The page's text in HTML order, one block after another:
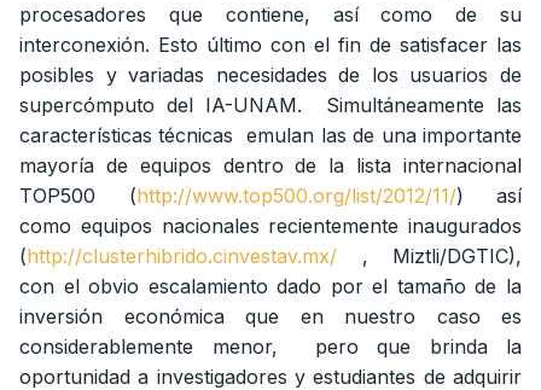
procesadores que contiene, así como de su
interconexión. Esto último con el fin de satisfacer las
posibles y variadas necesidades de los usuarios de
supercómputo del IA-UNAM. Simultáneamente las
características técnicas emulan las de una importante
mayoría de equipos dentro de la lista internacional
TOP500 (http://www.top500.org/list/2012/11/) así
como equipos nacionales recientemente inaugurados
(http://clusterhibrido.cinvestav.mx/ , Miztli/DGTIC),
con el obvio escalamiento dado por el tamaño de la
inversión económica que en nuestro caso es
considerablemente menor, pero que brinda la
oportunidad a investigadores y estudiantes de adquirir